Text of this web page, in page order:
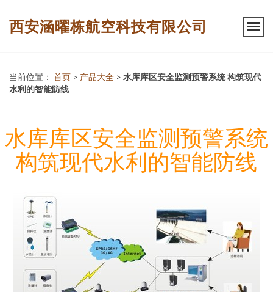
西安涵曜栋航空科技有限公司
当前位置： 首页 > 产品大全 > 水库库区安全监测预警系统 构筑现代
水利的智能防线
水库库区安全监测预警系统
构筑现代水利的智能防线